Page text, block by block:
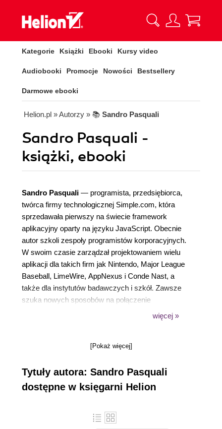
Kategorie Książki Ebooki Kursy video
Audiobooki Promocje Nowości Bestsellery
Darmowe ebooki
Helion.pl » Autorzy » 📚 Sandro Pasquali
Sandro Pasquali -
książki, ebooki
Sandro Pasquali — programista, przedsiębiorca,
twórca firmy technologicznej Simple.com, która
sprzedawała pierwszy na świecie framework
aplikacyjny oparty na języku JavaScript. Obecnie
autor szkoli zespoły programistów korporacyjnych.
W swoim czasie zarządzał projektowaniem wielu
aplikacji dla takich firm jak Nintendo, Major League
Baseball, LimeWire, AppNexus i Conde Nast, a
także dla instytutów badawczych i szkół. Zawsze
szuka nowych sposobów na połączenie
więcej »
[Pokaż więcej]
Tytuły autora: Sandro Pasquali
dostępne w księgarni Helion